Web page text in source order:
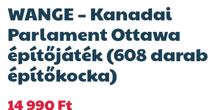
WANGE – Kanadai
Parlament Ottawa
építőjáték (608 darab
építőkocka)
14 990Ft